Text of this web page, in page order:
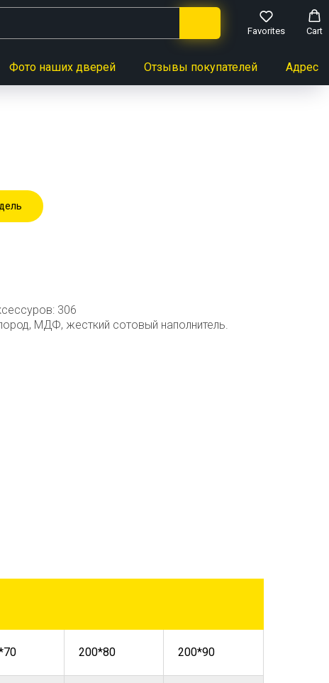
Favorites Cart
Фото наших дверей Отзывы покупателей Адреса
306
МДФ, жесткий сотовый наполнитель.
200*80 200*90